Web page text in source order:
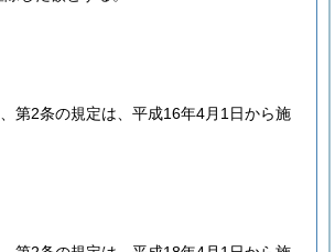
第2条の規定は、平成16年4月1日から施